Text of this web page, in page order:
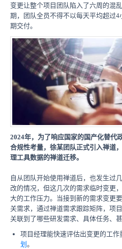
变更让整个项目团队陷入了六周的混
期，团队全员不得不以每天平均超过
期交付。
2024年，为了响应国家的国产化替代
合规性考量，徐某团队正式引入禅道
理工具数据的禅道迁移。
自从团队开始使用禅道后，也发生过
改的情况，但这几次的需求临时变更
大的工作压力。当接到新的需求变更
关需求，通过禅道需求跟踪矩阵，项
关联到了哪些研发需求、具体任务、
项目经理能快速评估出变更的工
划 。